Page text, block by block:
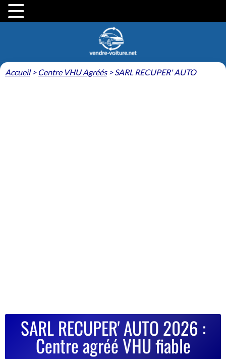
Accueil> Centre VHU Agréés>SARL RECUPER' AUTO
SARL RECUPER' AUTO 2026 :
Centre agréé VHU fiable